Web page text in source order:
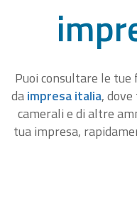
Puoi consultare le
daimpresa italia,
camerali e di altre
tua impresa,